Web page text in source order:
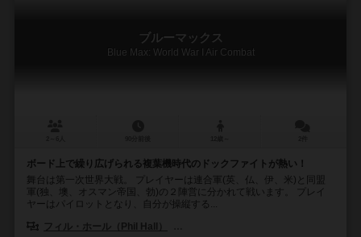
ブルーマックス
Blue Max: World War I Air Combat
ボード上で繰り広げられる複葉機時代のドックファイトが熱い！
舞台は第一次世界大戦。 プレイヤーは連合軍(英、仏、伊、米)と同盟
軍(独、墺、オスマン帝国、勃)の２陣営に分かれて戦います。 プレイ
ヤーはパイロットとなり、自分が操縦する...
フィル・ホール（Phil Hall）